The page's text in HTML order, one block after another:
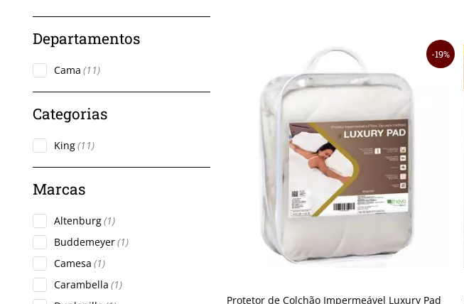
Cama (11)
King(11)
Altenburg(1)
Buddemeyer(1)
Camesa (1)
Carambella (1)
Protetor de Colchão Impermeável Luxury Pad
19%